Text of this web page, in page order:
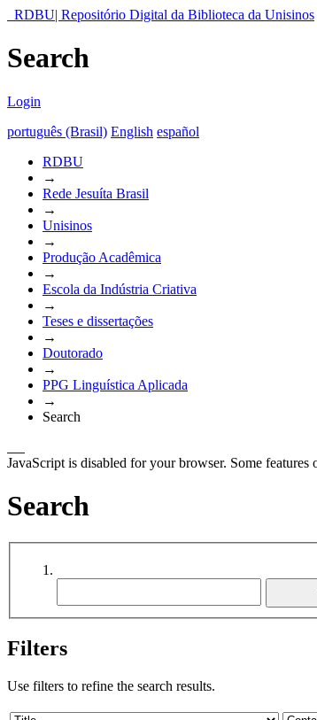
RDBU| Repositório Digital da Biblioteca da Unisinos
Search
Login
português (Brasil) English español
RDBU
→
Rede Jesuíta Brasil
→
Unisinos
→
Produção Acadêmica
→
Escola da Indústria Criativa
→
Teses e dissertações
→
Doutorado
→
PPG Linguística Aplicada
→
Search
JavaScript is disabled for your browser. Some
Search
Filters
Use filters to refine the search results.